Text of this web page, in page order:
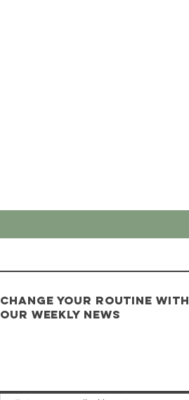
Change your routine with
our weekly news